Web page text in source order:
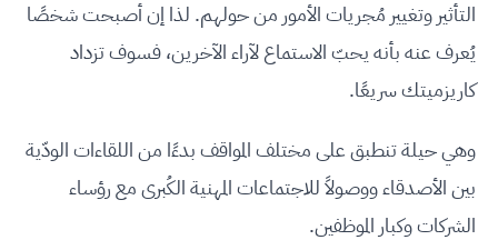
التأثير وتغيير مُجريات الأمور من حولهم. لذا إن أصبحت شخصًا
يُعرف عنه بأنه يحبّ الاستماع لآراء الآخرين، فسوف تزداد
كاريزميتك سريعًا.
وهي حيلة تنطبق على مختلف المواقف بدءًا من اللقاءات الودّية
بين الأصدقاء ووصولاً للاجتماعات المهنية الكُبرى مع رؤساء
الشركات وكبار الموظفين.